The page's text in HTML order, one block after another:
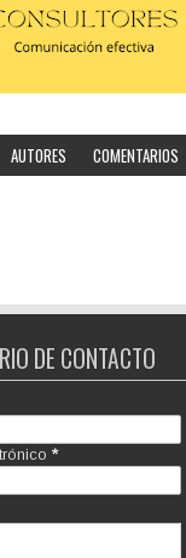
AUTORES
COMENTARIOS
DE CONTACTO
*